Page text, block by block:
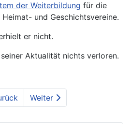
der Weiterbildung für die
und Geschichtsvereine.
er nicht.
Aktualität nichts verloren.
Weiter